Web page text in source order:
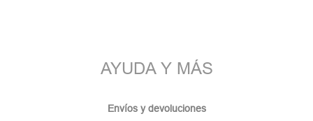
AYUDA Y MÁS
Envíos y devoluciones